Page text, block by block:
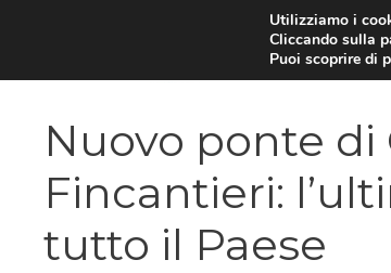
Nuovo ponte di
Fincantieri:
tutto il Paese
Utilizziamo i
Cliccando sulla
Puoi scoprire di